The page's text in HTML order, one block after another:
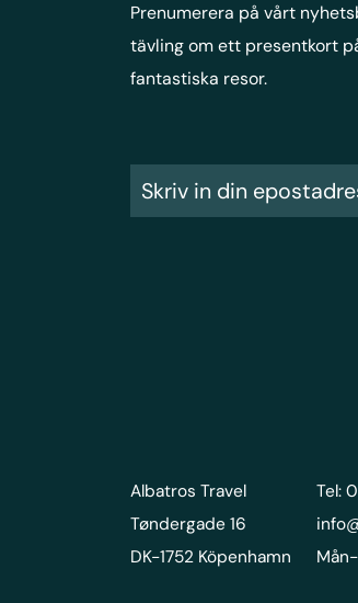
Prenumerera på vårt
tävling om ett presentkort
fantastiska resor.
Albatros Travel
Tøndergade 16
DK-1752 Köpenhamn
Tel: